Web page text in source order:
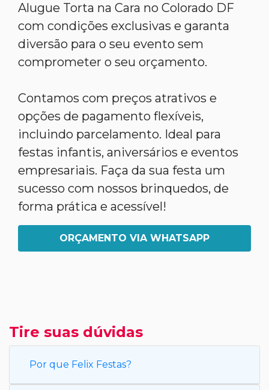
Alugue Torta na Cara no Colorado DF
com condições exclusivas e garanta
diversão para o seu evento sem
comprometer o seu orçamento.
Contamos com preços atrativos e
opções de pagamento flexíveis,
incluindo parcelamento. Ideal para
festas infantis, aniversários e eventos
empresariais. Faça da sua festa um
sucesso com nossos brinquedos, de
forma prática e acessível!
ORÇAMENTO VIA WHATSAPP
Tire suas dúvidas
Por que Felix Festas?